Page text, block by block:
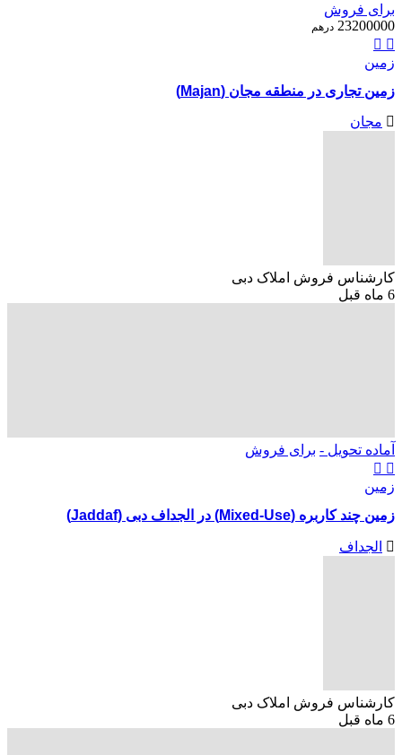
برای فروش
23200000 درهم
زمین
زمین تجاری در منطقه مجان (Majan)
مجان
کارشناس فروش املاک دبی
6 ماه قبل
آماده تحویل - برای فروش
زمین
زمین چند کاربره (Mixed-Use) در الجداف دبی (Jaddaf)
الجداف
کارشناس فروش املاک دبی
6 ماه قبل